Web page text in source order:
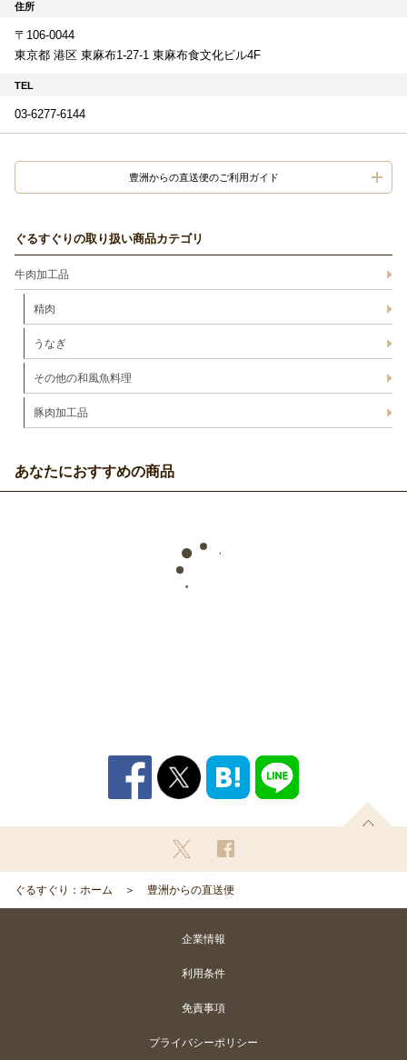
住所
〒106-0044
東京都 港区 東麻布1-27-1 東麻布食文化ビル4F
TEL
03-6277-6144
豊洲からの直送便のご利用ガイド
ぐるすぐりの取り扱い商品カテゴリ
牛肉加工品
精肉
うなぎ
その他の和風魚料理
豚肉加工品
あなたにおすすめの商品
ぐるすぐり：ホーム 豊洲からの直送便
企業情報
利用条件
免責事項
プライバシーポリシー